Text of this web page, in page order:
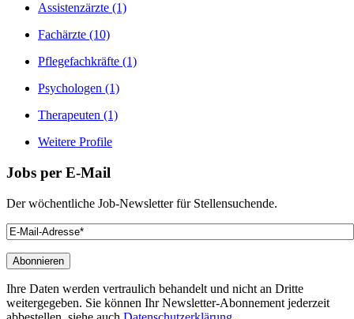
Assistenzärzte (1)
Fachärzte (10)
Pflegefachkräfte (1)
Psychologen (1)
Therapeuten (1)
Weitere Profile
Jobs per E-Mail
Der wöchentliche Job-Newsletter für Stellensuchende.
Ihre Daten werden vertraulich behandelt und nicht an Dritte
weitergegeben. Sie können Ihr Newsletter-Abonnement jederzeit